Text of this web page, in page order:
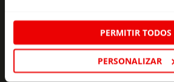
PERMITIR TODOS
PERSONALIZAR
Fale Connosco
Formulário de Contacto